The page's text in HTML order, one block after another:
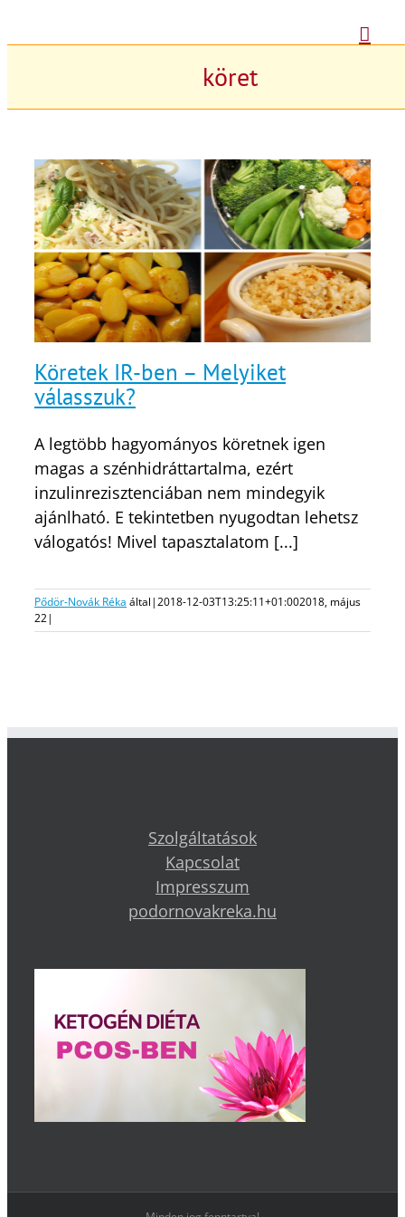
köret
Köretek IR-ben – Melyiket
válasszuk?
A legtöbb hagyományos köretnek igen
magas a szénhidráttartalma, ezért
inzulinrezisztenciában nem mindegyik
ajánlható. E tekintetben nyugodtan lehetsz
válogatós! Mivel tapasztalatom [...]
Pődör-Novák Réka által|2018-12-03T13:25:11+01:002018, május
22|
Szolgáltatások
Kapcsolat
Impresszum
podornovakreka.hu